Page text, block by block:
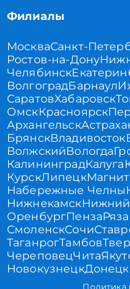
Филиалы
МоскваСанкт-
Ростов-на-Дону
Челябинск
ВолгоградБарнаул
СаратовХабаровск
ОмскКрасноярск
Архангельск
БрянскВладивосток
ВолжскийВологда
КалининградКалуга
КурскЛипецк
Набережные Челны
НижнекамскНижний
ОренбургПенза
СмоленскСочи
ТаганрогТамбов
ЧереповецЧита
НовокузнецкДонецк
Политика